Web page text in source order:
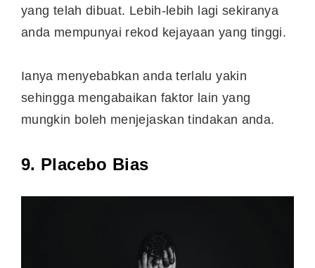
yang telah dibuat. Lebih-lebih lagi sekiranya
anda mempunyai rekod kejayaan yang tinggi.
Ianya menyebabkan anda terlalu yakin
sehingga mengabaikan faktor lain yang
mungkin boleh menjejaskan tindakan anda.
9. Placebo Bias